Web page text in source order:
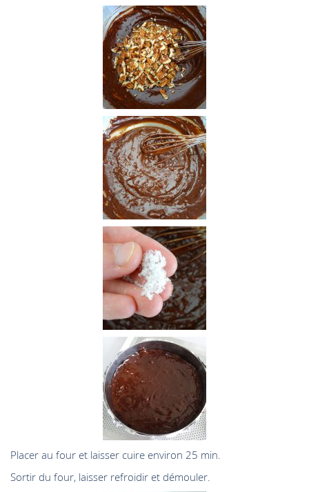
Placer au four et laisser cuire environ 25 min.
Sortir du four, laisser refroidir et démouler.